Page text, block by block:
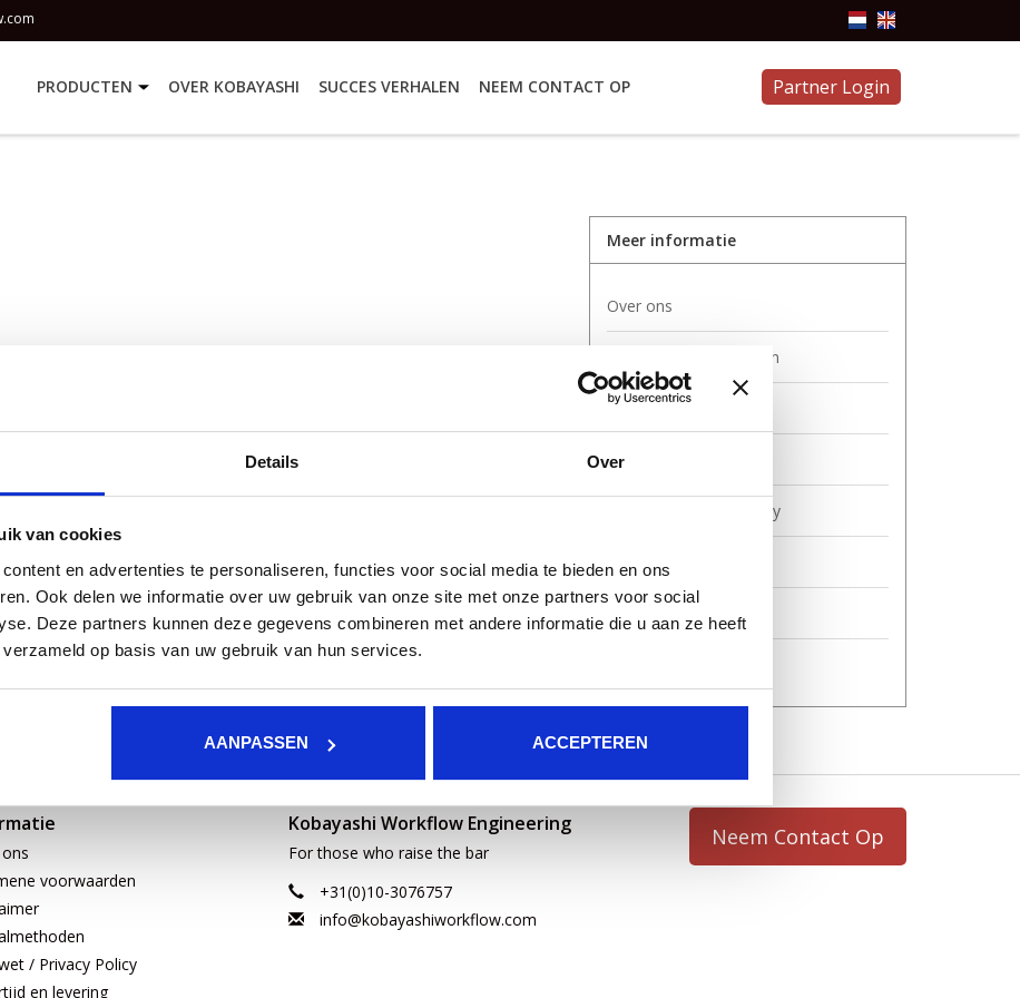
Details Over
van cookies
en advertenties te personaliseren, functies voor social media te bieden en ons
Ook delen we informatie over uw gebruik van onze site met onze partners voor social
Deze partners kunnen deze gegevens combineren met andere informatie die u aan ze heeft
op basis van uw gebruik van hun services.
AANPASSEN ACCEPTEREN
PRODUCTEN OVER KOBAYASHI SUCCES VERHALEN NEEM CONTACT OP Partner Login
Meer informatie
Over ons
Algemene voorwaarden
Disclaimer
Betaalmethoden
AVG wet / Privacy Policy
Levertijd en levering
Neem contact op
voorwaarden
/ Privacy Policy
en levering
Kobayashi Workflow Engineering
For those who raise the bar
+31(0)10-3076757
info@kobayashiworkflow.com
Neem Contact Op